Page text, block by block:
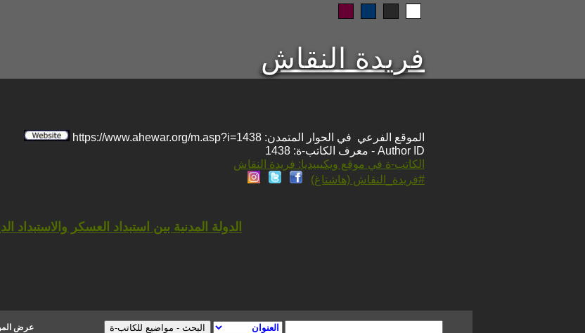
فريدة النقاش
الموقع الفرعي في الحوار المتمدن: https://www.ahewar.org/m.asp?i=1438
Author ID - معرف الكاتب-ة: 1438
الكاتب-ة في موقع ويكيبيديا: فريدة النقاش
#فريدة_النقاش (هاشتاغ)
الدولة المدنية بين استبداد العسكر والاستبداد
عرض